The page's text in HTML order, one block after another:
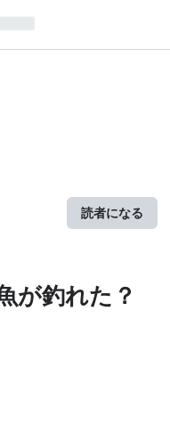
読者になる
が釣れた？